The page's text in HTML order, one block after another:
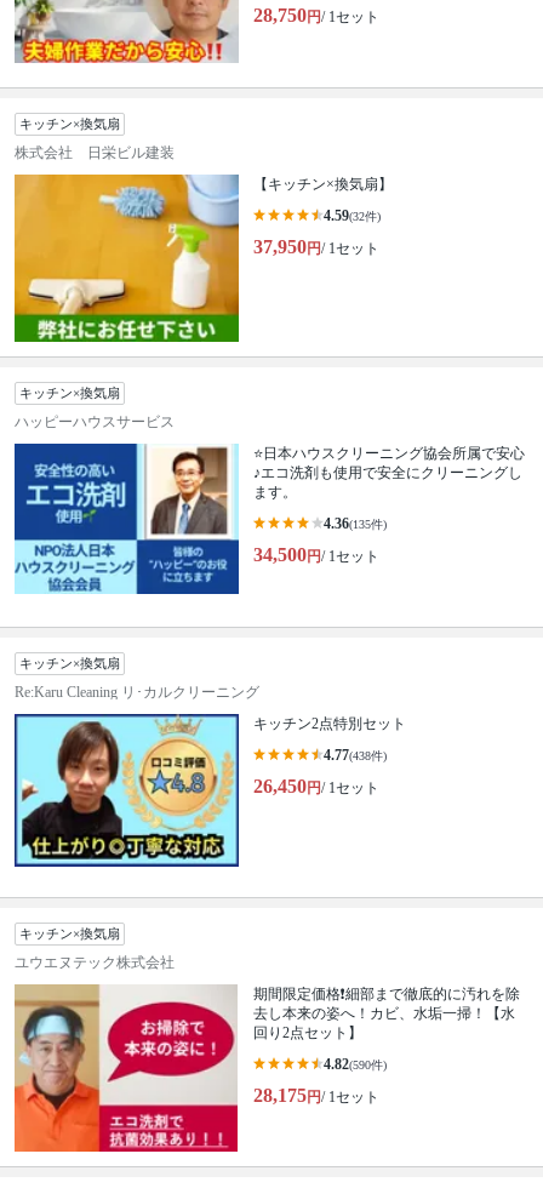
28,750円/ 1セット
キッチン×換気扇
株式会社 日栄ビル建装
【キッチン×換気扇】
4.59(32件)
37,950円/ 1セット
キッチン×換気扇
ハッピーハウスサービス
⭐️日本ハウスクリーニング協会所属で安心
♪エコ洗剤も使用で安全にクリーニングし
ます。
4.36(135件)
34,500円/ 1セット
キッチン×換気扇
Re:Karu Cleaning リ･カルクリーニング
キッチン2点特別セット
4.77(438件)
26,450円/ 1セット
キッチン×換気扇
ユウエヌテック株式会社
期間限定価格❗️細部まで徹底的に汚れを除
去し本来の姿へ！カビ、水垢一掃！【水
回り2点セット】
4.82(590件)
28,175円/ 1セット